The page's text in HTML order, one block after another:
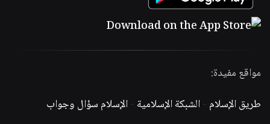
مواقع مفيدة:
طريق الإسلام -الشبكة الإسلامية -الإسلام سؤال وجواب